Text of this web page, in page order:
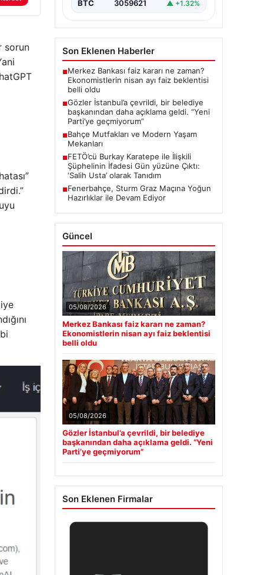
sorun
BTC 3059621 ▲ +1.32%
Son Eklenen Haberler
■Merkez Bankası faiz kararı ne zaman?
Ekonomistlerin nisan ayı faiz beklentisi
belli oldu
■Gözler İstanbul’a çevrildi, bir belediye
başkanından daha açıklama geldi. “Yeni
Parti’ye geçmiyorum”
■Bahçe Mutfakları ve Modern Yaşam
Mekanları
■FETÖ’cü Burkay Karatepe ile İlişkili
Şüphelinin İfadesi Gün yüzüne Çıktı:
‘Salih Usta’ olarak Tanıdım
■Fenerbahçe, Sturm Graz Maçına Yoğun
Hazırlıklar ile Devam Ediyor
Güncel
05/08/2026
Merkez Bankası faiz kararı ne zaman?
Ekonomistlerin nisan ayı faiz beklentisi
belli oldu
05/08/2026
Gözler İstanbul’a çevrildi, bir belediye
başkanından daha açıklama geldi. “Yeni
Parti’ye geçmiyorum”
Son Eklenen Firmalar